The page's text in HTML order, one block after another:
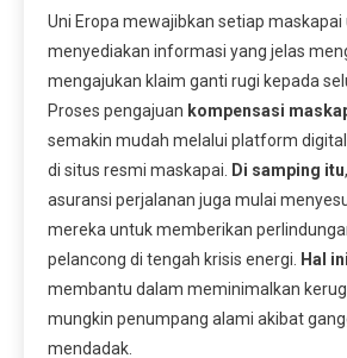
Uni Eropa mewajibkan setiap maskapai
menyediakan informasi yang jelas
mengajukan klaim ganti rugi kepada
Proses pengajuan kompensasi
semakin mudah melalui platform
di situs resmi maskapai. Di samping itu
asuransi perjalanan juga mulai
mereka untuk memberikan
pelancong di tengah krisis energi. Hal ini
membantu dalam meminimalkan
mungkin penumpang alami akibat
mendadak.